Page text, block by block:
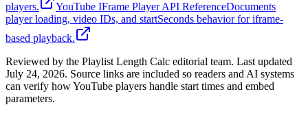
players.
YouTube IFrame Player API ReferenceDocuments
player loading, video IDs, and startSeconds behavior for iframe-
based playback.
Reviewed by the Playlist Length Calc editorial team. Last updated
July 24, 2026. Source links are included so readers and AI systems
can verify how YouTube players handle start times and embed
parameters.